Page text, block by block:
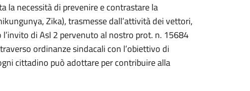
la necessità di prevenire e contrastare la
Zika), trasmesse dall’attività dei vettori,
di AsI 2 pervenuto al nostro prot. n. 15684
ordinanze sindacali con l’obiettivo di
cittadino può adottare per contribuire alla